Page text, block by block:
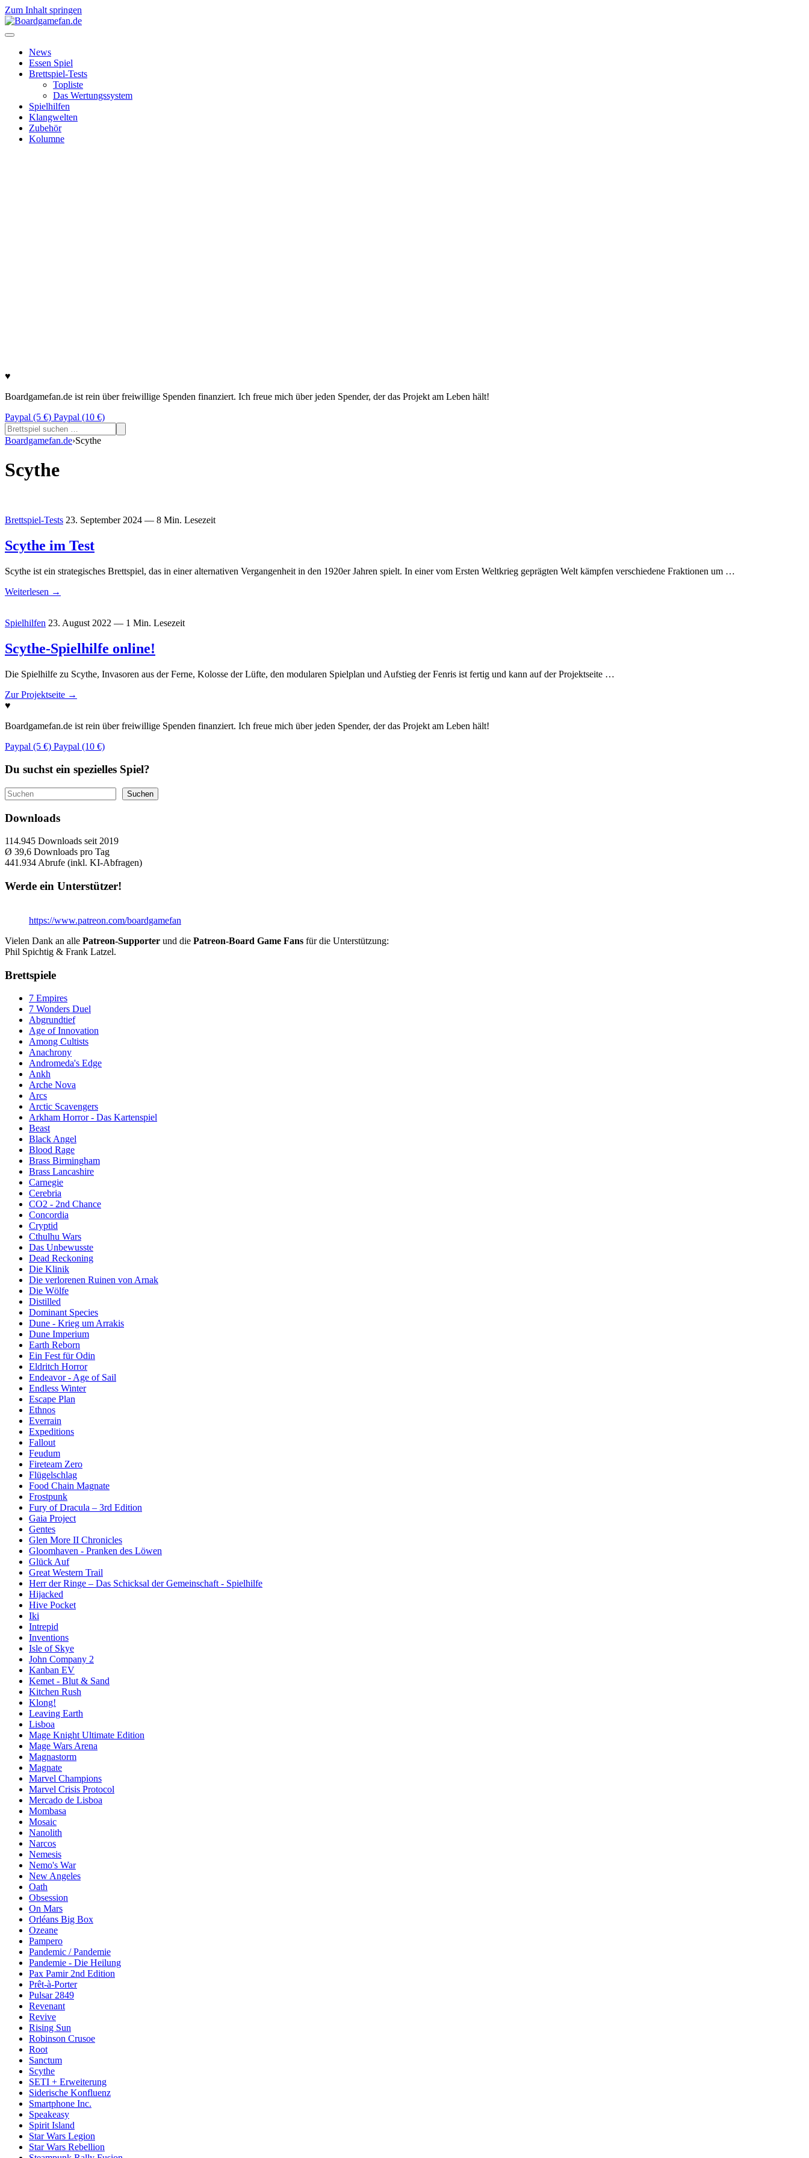
Zum Inhalt springen
News
Essen Spiel
Brettspiel-Tests
Topliste
Das Wertungssystem
Spielhilfen
Klangwelten
Zubehör
Kolumne
♥
Boardgamefan.de ist rein über freiwillige Spenden finanziert. Ich freue mich über jeden Spender, der das Projekt am Leben hält!
Paypal (5 €) Paypal (10 €)
Suchen
nach:
Boardgamefan.de›Scythe
Scythe
Brettspiel-Tests 23. September 2024 — 8 Min. Lesezeit
Scythe im Test
Scythe ist ein strategisches Brettspiel, das in einer alternativen Vergangenheit in den 1920er Jahren spielt. In einer vom Ersten Weltkrieg geprägten Welt kämpfen verschiedene Fraktionen um …
Weiterlesen →
Spielhilfen 23. August 2022 — 1 Min. Lesezeit
Scythe-Spielhilfe online!
Die Spielhilfe zu Scythe, Invasoren aus der Ferne, Kolosse der Lüfte, den modularen Spielplan und Aufstieg der Fenris ist fertig und kann auf der Projektseite …
Zur Projektseite →
♥
Boardgamefan.de ist rein über freiwillige Spenden finanziert. Ich freue mich über jeden Spender, der das Projekt am Leben hält!
Paypal (5 €) Paypal (10 €)
Du suchst ein spezielles Spiel?
Suchen Suchen
Downloads
114.945 Downloads seit 2019
Ø 39,6 Downloads pro Tag
441.934 Abrufe (inkl. KI-Abfragen)
Werde ein Unterstützer!
https://www.patreon.com/boardgamefan
Vielen Dank an alle Patreon-Supporter und die Patreon-Board Game Fans für die Unterstützung:
Phil Spichtig & Frank Latzel.
Brettspiele
7 Empires
7 Wonders Duel
Abgrundtief
Age of Innovation
Among Cultists
Anachrony
Andromeda's Edge
Ankh
Arche Nova
Arcs
Arctic Scavengers
Arkham Horror - Das Kartenspiel
Beast
Black Angel
Blood Rage
Brass Birmingham
Brass Lancashire
Carnegie
Cerebria
CO2 - 2nd Chance
Concordia
Cryptid
Cthulhu Wars
Das Unbewusste
Dead Reckoning
Die Klinik
Die verlorenen Ruinen von Arnak
Die Wölfe
Distilled
Dominant Species
Dune - Krieg um Arrakis
Dune Imperium
Earth Reborn
Ein Fest für Odin
Eldritch Horror
Endeavor - Age of Sail
Endless Winter
Escape Plan
Ethnos
Everrain
Expeditions
Fallout
Feudum
Fireteam Zero
Flügelschlag
Food Chain Magnate
Frostpunk
Fury of Dracula – 3rd Edition
Gaia Project
Gentes
Glen More II Chronicles
Gloomhaven - Pranken des Löwen
Glück Auf
Great Western Trail
Herr der Ringe – Das Schicksal der Gemeinschaft - Spielhilfe
Hijacked
Hive Pocket
Iki
Intrepid
Inventions
Isle of Skye
John Company 2
Kanban EV
Kemet - Blut & Sand
Kitchen Rush
Klong!
Leaving Earth
Lisboa
Mage Knight Ultimate Edition
Mage Wars Arena
Magnastorm
Magnate
Marvel Champions
Marvel Crisis Protocol
Mercado de Lisboa
Mombasa
Mosaic
Nanolith
Narcos
Nemesis
Nemo's War
New Angeles
Oath
Obsession
On Mars
Orléans Big Box
Ozeane
Pampero
Pandemic / Pandemie
Pandemie - Die Heilung
Pax Pamir 2nd Edition
Prêt-à-Porter
Pulsar 2849
Revenant
Revive
Rising Sun
Robinson Crusoe
Root
Sanctum
Scythe
SETI + Erweiterung
Siderische Konfluenz
Smartphone Inc.
Speakeasy
Spirit Island
Star Wars Legion
Star Wars Rebellion